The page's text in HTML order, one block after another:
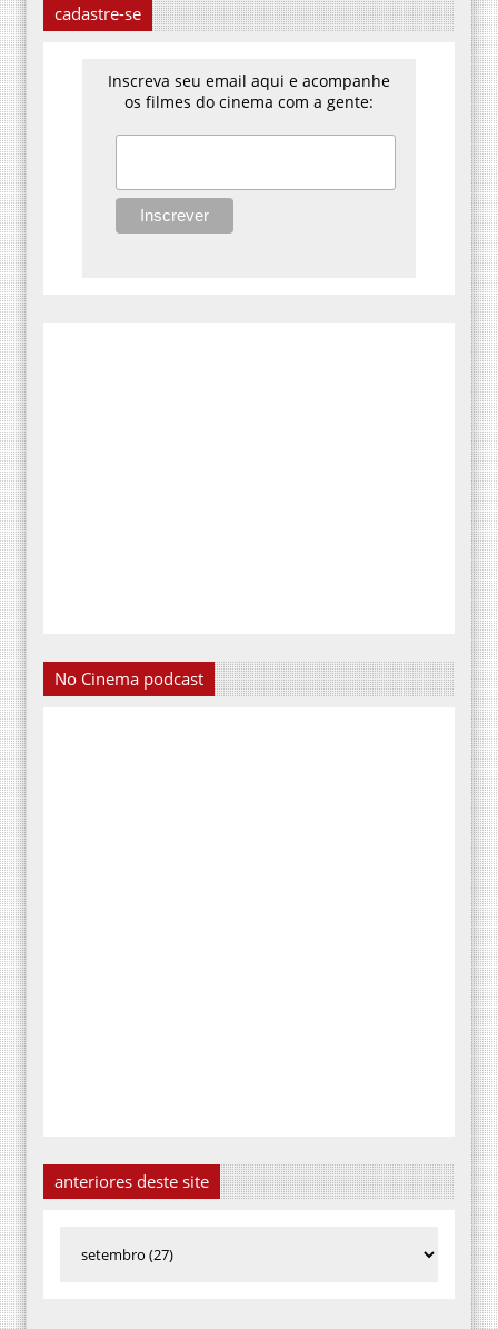
cadastre-se
Inscreva seu email aqui e acompanhe
os filmes do cinema com a gente:
No Cinema podcast
anteriores deste site